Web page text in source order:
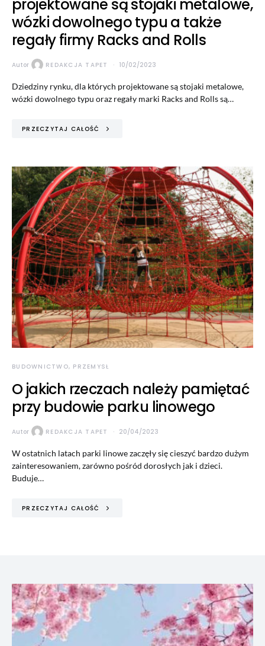
projektowane są stojaki metalowe,
wózki dowolnego typu a także
regały firmy Racks and Rolls
Autor REDAKCJA TAPET 10/02/2023
Dziedziny rynku, dla których projektowane są stojaki metalowe,
wózki dowolnego typu oraz regały marki Racks and Rolls są…
PRZECZYTAJ CAŁOŚĆ
BUDOWNICTWO, PRZEMYSŁ
O jakich rzeczach należy pamiętać
przy budowie parku linowego
Autor REDAKCJA TAPET 20/04/2023
W ostatnich latach parki linowe zaczęły się cieszyć bardzo dużym
zainteresowaniem, zarówno pośród dorosłych jak i dzieci.
Buduje…
PRZECZYTAJ CAŁOŚĆ